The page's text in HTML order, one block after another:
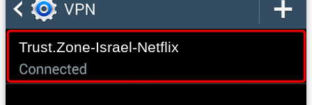
Trust.Zone-Israel-Netflix